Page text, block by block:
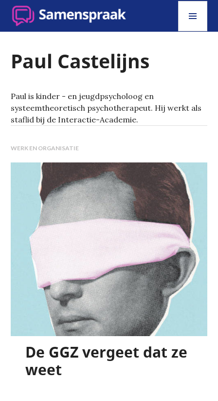
Skip
content
SAMENSPRAAK
Paul Castelijns
Paul is kinder - en jeugdpsycholoog en
systeemtheoretisch psychotherapeut. Hij werkt als
staflid bij de Interactie-Academie.
WERK EN ORGANISATIE
De GGZ vergeet dat ze
weet